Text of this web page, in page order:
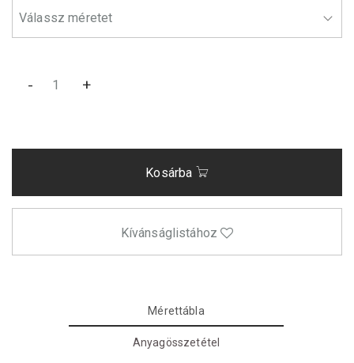
- +
Kosárba
Kívánságlistához
Mérettábla
Anyagösszetétel